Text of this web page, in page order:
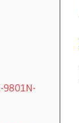
9801N-